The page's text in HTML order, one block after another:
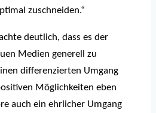
zuschneiden.“
deutlich, dass es der
Medien generell zu
differenzierten Umgang
Möglichkeiten eben
auch ein ehrlicher Umgang